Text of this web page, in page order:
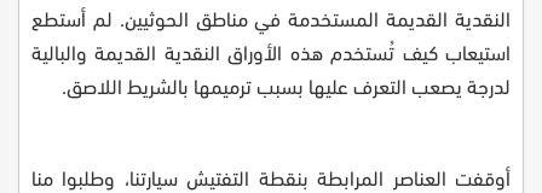
النقدية القديمة المستخدمة في مناطق الحوثيين. لم أستطع
استيعاب كيف تُستخدم هذه الأوراق النقدية القديمة والبالية
لدرجة يصعب التعرف عليها بسبب ترميمها بالشريط اللاصق.
أوقفت العناصر المرابطة بنقطة التفتيش سيارتنا، وطلبوا منا